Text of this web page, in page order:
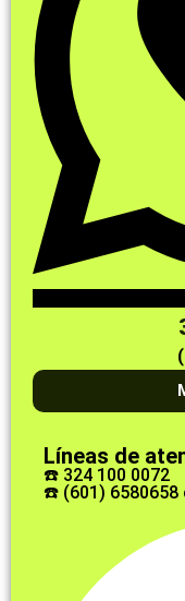
Líneas de
☎️ 324 100 0072
☎️ (601) 6580658